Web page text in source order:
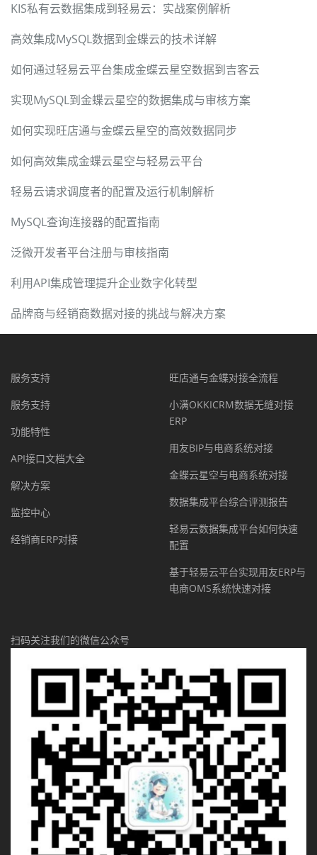
KIS私有云数据集成到轻易云：实战案例解析
高效集成MySQL数据到金蝶云的技术详解
如何通过轻易云平台集成金蝶云星空数据到吉客云
实现MySQL到金蝶云星空的数据集成与审核方案
如何实现旺店通与金蝶云星空的高效数据同步
如何高效集成金蝶云星空与轻易云平台
轻易云请求调度者的配置及运行机制解析
MySQL查询连接器的配置指南
泛微开发者平台注册与审核指南
利用API集成管理提升企业数字化转型
品牌商与经销商数据对接的挑战与解决方案
服务支持
服务支持
功能特性
API接口文档大全
解决方案
监控中心
经销商ERP对接
旺店通与金蝶对接全流程
小满OKKICRM数据无缝对接
ERP
用友BIP与电商系统对接
金蝶云星空与电商系统对接
数据集成平台综合评测报告
轻易云数据集成平台如何快速
配置
基于轻易云平台实现用友ERP与
电商OMS系统快速对接
扫码关注我们的微信公众号